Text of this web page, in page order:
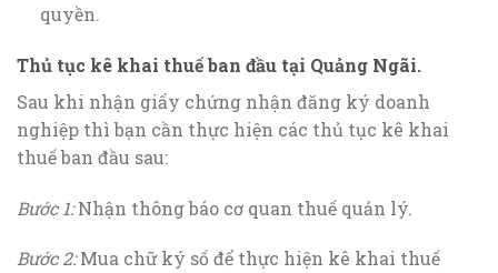
quyền.
Thủ tục kê khai thuế ban đầu tại Quảng Ngãi.
Sau khi nhận giấy chứng nhận đăng ký doanh
nghiệp thì bạn cần thực hiện các thủ tục kê khai
thuế ban đầu sau:
Bước 1:Nhận thông báo cơ quan thuế quản lý.
Bước 2:Mua chữ ký số để thực hiện kê khai thuế